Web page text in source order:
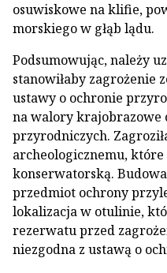
osuwiskowe na klifie,
morskiego w głąb lądu.
Podsumowując, należy
stanowiłaby zagrożenie
ustawy o ochronie
na walory krajobrazowe
przyrodniczych.
archeologicznemu,
konserwatorską.
przedmiot ochrony
lokalizacja w otulinie,
rezerwatu przed
niezgodna z ustawą o